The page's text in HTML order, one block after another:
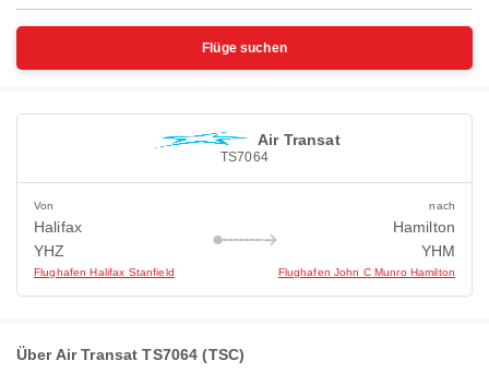
Flüge suchen
Air Transat
TS7064
Von
Halifax
YHZ
Flughafen Halifax Stanfield
nach
Hamilton
YHM
Flughafen John C Munro Hamilton
Über Air Transat TS7064 (TSC)